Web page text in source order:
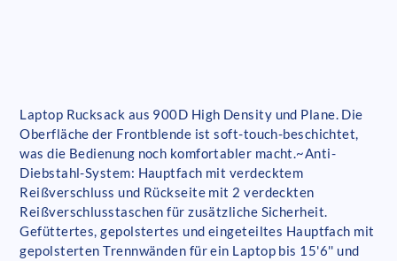
Laptop Rucksack aus 900D High Density und Plane. Die
Oberfläche der Frontblende ist soft-touch-beschichtet,
was die Bedienung noch komfortabler macht.~Anti-
Diebstahl-System: Hauptfach mit verdecktem
Reißverschluss und Rückseite mit 2 verdeckten
Reißverschlusstaschen für zusätzliche Sicherheit.
Gefüttertes, gepolstertes und eingeteiltes Hauptfach mit
gepolsterten Trennwänden für ein Laptop bis 15'6'' und